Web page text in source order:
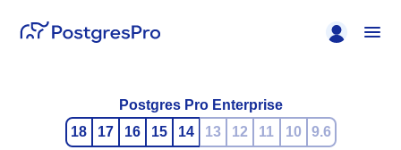
Postgres Pro Enterprise
18
17 16 15 14 13 12 11 10 9.6